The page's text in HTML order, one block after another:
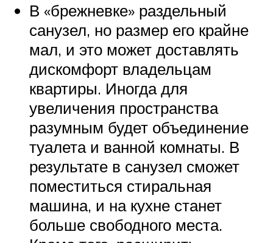
В «брежневке» раздельный
санузел, но размер его крайне
мал, и это может доставлять
дискомфорт владельцам
квартиры. Иногда для
увеличения пространства
разумным будет объединение
туалета и ванной комнаты. В
результате в санузел сможет
поместиться стиральная
машина, и на кухне станет
больше свободного места.